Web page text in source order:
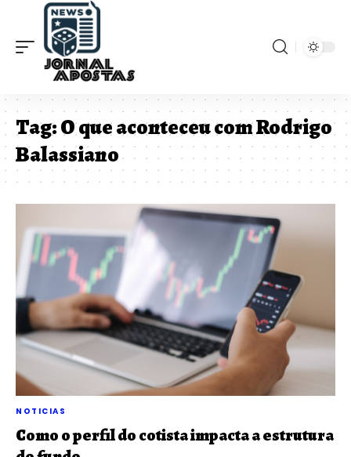
Tag:O que aconteceu com Rodrigo
Balassiano
NOTICIAS
Como o perfil do cotista impacta a estrutura